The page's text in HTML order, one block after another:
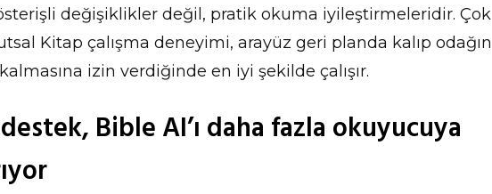
değişiklikler değil, pratik okuma iyileştirmeleridir. Çok
Kitap çalışma deneyimi, arayüz geri planda kalıp odağın
izin verdiğinde en iyi şekilde çalışır.
Bible AI’ı daha fazla okuyucuya